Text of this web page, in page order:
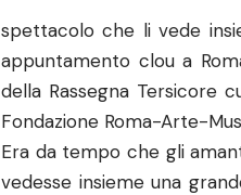
spettacolo che li vede
appuntamento clou a
della Rassegna Tersicore
Fondazione Roma-Arte-
Era da tempo che gli
vedesse insieme una